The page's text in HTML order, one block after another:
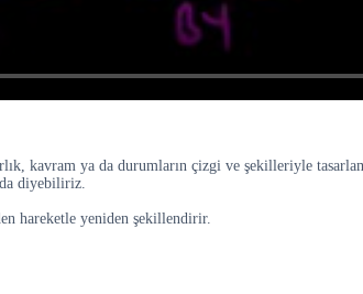
kavram ya da durumların çizgi ve şekilleriyle
da diyebiliriz.
hareketle yeniden şekillendirir.